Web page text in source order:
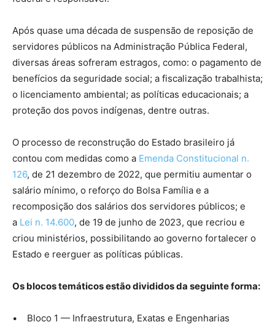
Após quase uma década de suspensão de reposição de
servidores públicos na Administração Pública Federal,
diversas áreas sofreram estragos, como: o pagamento de
benefícios da seguridade social; a fiscalização trabalhista;
o licenciamento ambiental; as políticas educacionais; a
proteção dos povos indígenas, dentre outras.
O processo de reconstrução do Estado brasileiro já
contou com medidas como a Emenda Constitucional n.
126, de 21 dezembro de 2022, que permitiu aumentar o
salário mínimo, o reforço do Bolsa Família e a
recomposição dos salários dos servidores públicos; e
a Lei n. 14.600, de 19 de junho de 2023, que recriou e
criou ministérios, possibilitando ao governo fortalecer o
Estado e reerguer as políticas públicas.
Os blocos temáticos estão divididos da seguinte forma:
• Bloco 1 — Infraestrutura, Exatas e Engenharias